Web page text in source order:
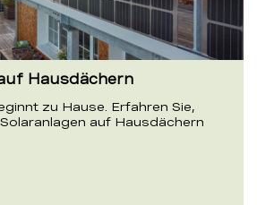
Hausdächern
zu Hause. Erfahren Sie,
auf Hausdächern